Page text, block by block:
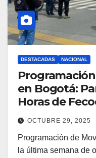
DESTACADAS NACIONAL
en Bogotá:
Horas de
OCTUBRE 29, 2025
Programación de
la última semana de